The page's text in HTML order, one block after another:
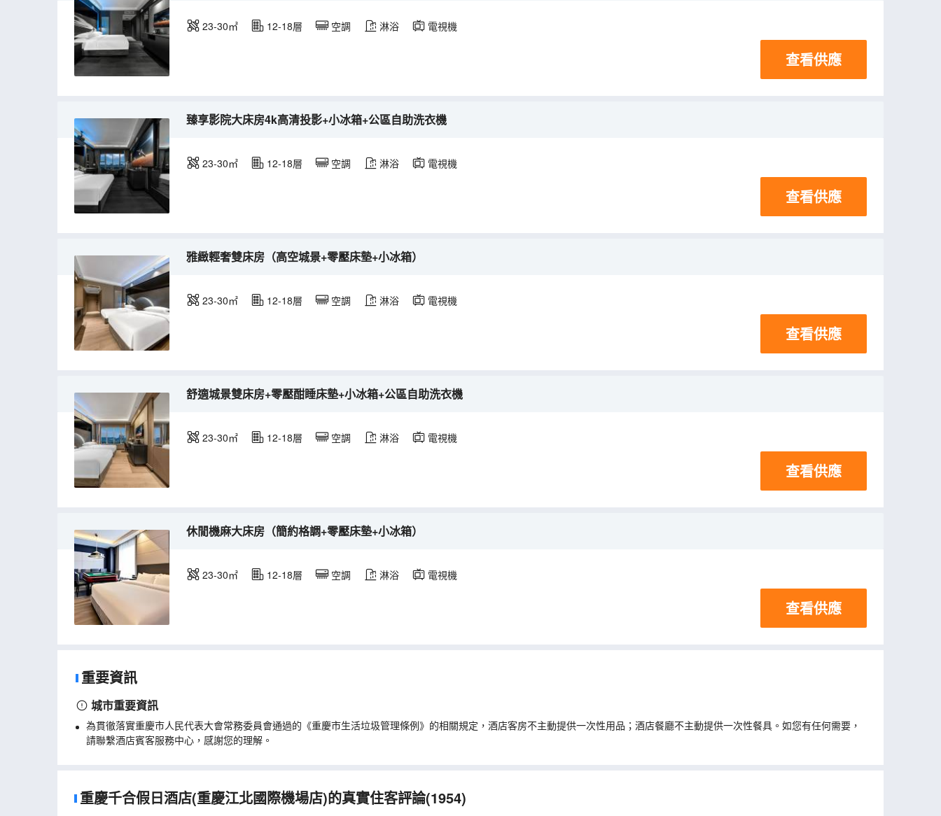
23-30㎡ 12-18層 空調 淋浴 電視機
查看供應
臻享影院大床房4k高清投影+小冰箱+公區自助洗衣機
23-30㎡ 12-18層 空調 淋浴 電視機
查看供應
雅緻輕奢雙床房（高空城景+零壓床墊+小冰箱）
23-30㎡ 12-18層 空調 淋浴 電視機
查看供應
舒適城景雙床房+零壓酣睡床墊+小冰箱+公區自助洗衣機
23-30㎡ 12-18層 空調 淋浴 電視機
查看供應
休閒機麻大床房（簡約格調+零壓床墊+小冰箱）
23-30㎡ 12-18層 空調 淋浴 電視機
查看供應
重要資訊
城市重要資訊
為貫徹落實重慶市人民代表大會常務委員會通過的《重慶市生活垃圾管理條例》的相關規定，酒店客房不主動提供一次性用品；酒店餐廳不主動提供一次性餐具。如您有任何需要，
請聯繫酒店賓客服務中心，感謝您的理解。
重慶千合假日酒店(重慶江北國際機場店)的真實住客評論(1954)